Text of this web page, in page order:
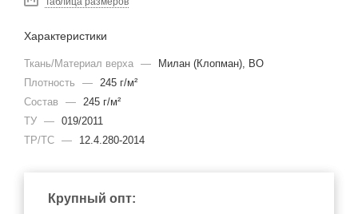
Характеристики
Ткань/Материал верха —
Милан (Клопман), ВО
Плотность
— 245 г/м²
Состав
— 245 г/м²
ТУ — 019/2011
ТР/ТС — 12.4.280-2014
Крупный опт: